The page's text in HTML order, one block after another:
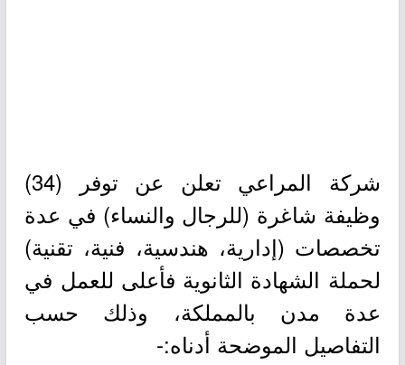
شركة المراعي تعلن عن توفر (34)
وظيفة شاغرة (للرجال والنساء) في عدة
تخصصات (إدارية، هندسية، فنية، تقنية)
لحملة الشهادة الثانوية فأعلى للعمل في
عدة مدن بالمملكة، وذلك حسب
التفاصيل الموضحة أدناه:-